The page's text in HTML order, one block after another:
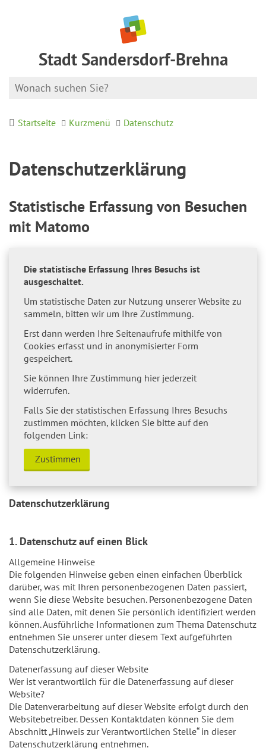
Stadt Sandersdorf-Brehna
Startseite Kurzmenü Datenschutz
Datenschutzerklärung
Statistische Erfassung von Besuchen
mit Matomo
Die statistische Erfassung Ihres Besuchs ist
ausgeschaltet.
Um statistische Daten zur Nutzung unserer Website zu
sammeln, bitten wir um Ihre Zustimmung.
Erst dann werden Ihre Seitenaufrufe mithilfe von
Cookies erfasst und in anonymisierter Form
gespeichert.
Sie können Ihre Zustimmung hier jederzeit
widerrufen.
Falls Sie der statistischen Erfassung Ihres Besuchs
zustimmen möchten, klicken Sie bitte auf den
folgenden Link:
Zustimmen
Datenschutzerklärung
1. Datenschutz auf einen Blick
Allgemeine Hinweise
Die folgenden Hinweise geben einen einfachen Überblick
darüber, was mit Ihren personenbezogenen Daten passiert,
wenn Sie diese Website besuchen. Personenbezogene Daten
sind alle Daten, mit denen Sie persönlich identifiziert werden
können. Ausführliche Informationen zum Thema Datenschutz
entnehmen Sie unserer unter diesem Text aufgeführten
Datenschutzerklärung.
Datenerfassung auf dieser Website
Wer ist verantwortlich für die Datenerfassung auf dieser
Website?
Die Datenverarbeitung auf dieser Website erfolgt durch den
Websitebetreiber. Dessen Kontaktdaten können Sie dem
Abschnitt „Hinweis zur Verantwortlichen Stelle“ in dieser
Datenschutzerklärung entnehmen.